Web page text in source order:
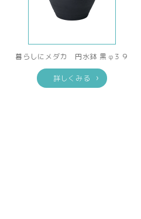
暮らしにメダカ 円水鉢 黒 φ３９
詳しくみる